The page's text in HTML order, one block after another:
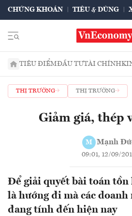
CHỨNG KHOÁN TIÊU & DÙNG
TIÊU ĐIỂMĐẦU TƯTÀI CHÍNH
THỊ TRƯỜNG THỊ TRƯỜNG
Giảm giá, thép
M Mạnh
09:01, 12/09/
Để giải quyết bài toán tồn
là hướng đi mà các doanh
đang tính đến hiện nay